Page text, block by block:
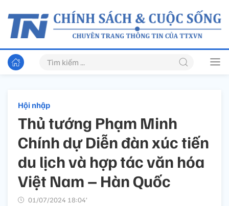
Hội nhập
Thủ tướng Phạm Minh
Chính dự Diễn đàn xúc tiến
du lịch và hợp tác văn hóa
Việt Nam – Hàn Quốc
01/07/2024 18:04’